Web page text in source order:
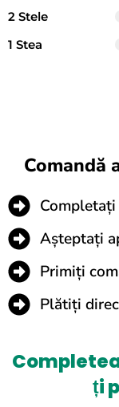
2 Stele
1 Stea
Comandă
Așteptați
Primiți
Plătiți
ți